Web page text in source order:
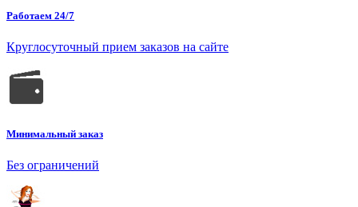
Работаем 24/7
Круглосуточный прием заказов на сайте
Минимальный заказ
Без ограничений